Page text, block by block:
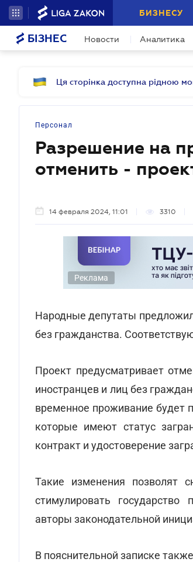
БИЗНЕСУ
БІЗНЕС Новости Аналитика
Ця сторінка доступна рідною
Персонал
Разрешение на
отменить -
14 февраля 2024, 11:01 3310
Реклама
Народные депутаты
без гражданства.
Проект предусматривает
иностранцев и лиц без
временное проживание будет
которые имеют статус
контракт и удостоверение
Такие изменения позволят
стимулировать
авторы законодательной
В пояснительной записке